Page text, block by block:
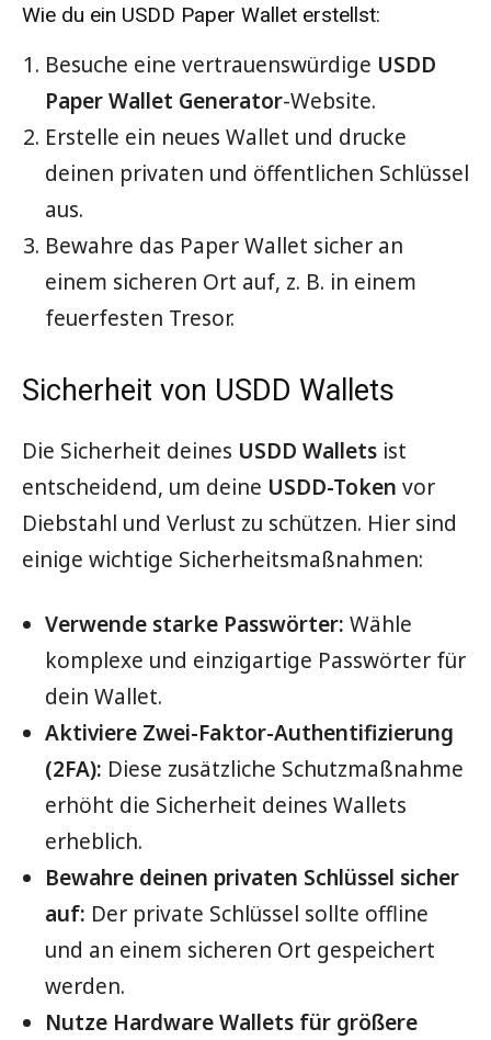
Wie du ein USDD Paper Wallet erstellst:
Besuche eine vertrauenswürdige USDD
Paper Wallet Generator-Website.
Erstelle ein neues Wallet und drucke
deinen privaten und öffentlichen Schlüssel
aus.
Bewahre das Paper Wallet sicher an
einem sicheren Ort auf, z. B. in einem
feuerfesten Tresor.
Sicherheit von USDD Wallets
Die Sicherheit deines USDD Wallets ist
entscheidend, um deine USDD-Token vor
Diebstahl und Verlust zu schützen. Hier sind
einige wichtige Sicherheitsmaßnahmen:
Verwende starke Passwörter: Wähle
komplexe und einzigartige Passwörter für
dein Wallet.
Aktiviere Zwei-Faktor-Authentifizierung
(2FA): Diese zusätzliche Schutzmaßnahme
erhöht die Sicherheit deines Wallets
erheblich.
Bewahre deinen privaten Schlüssel sicher
auf: Der private Schlüssel sollte offline
und an einem sicheren Ort gespeichert
werden.
Nutze Hardware Wallets für größere